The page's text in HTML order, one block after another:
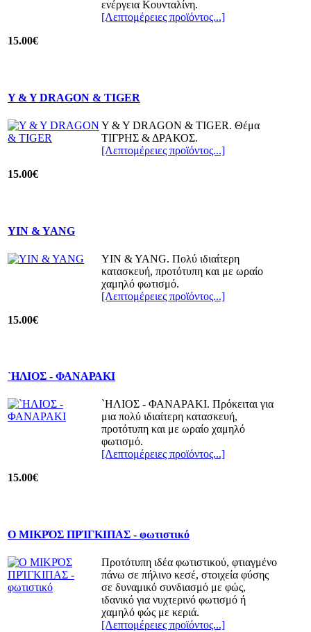
ενέργεια Κουνταλίνη.
[Λεπτομέρειες προϊόντος...]
15.00€
Y & Y DRAGON & TIGER
Y & Y DRAGON & TIGER. Θέμα
ΤΙΓΡΗΣ & ΔΡΑΚΟΣ.
[Λεπτομέρειες προϊόντος...]
15.00€
YIN & YANG
YIN & YANG. Πολύ ιδιαίτερη
κατασκευή, προτότυπη και με ωραίο
χαμηλό φωτισμό.
[Λεπτομέρειες προϊόντος...]
15.00€
`ΗΛΙΟΣ - ΦΑΝΑΡΑΚΙ
`ΗΛΙΟΣ - ΦΑΝΑΡΑΚΙ. Πρόκειται για
μια πολύ ιδιαίτερη κατασκευή,
προτότυπη και με ωραίο χαμηλό
φωτισμό.
[Λεπτομέρειες προϊόντος...]
15.00€
Ο ΜΙΚΡΌΣ ΠΡΊΓΚΙΠΑΣ - φωτιστικό
Προτότυπη ιδέα φωτιστικού, φτιαγμένο
πάνω σε πήλινο κεσέ, στοιχεία φύσης
σε δυναμικό συνδιασμό με φώς,
ιδανικό για νυχτερινό φωτισμό ή
χαμηλό φώς με κεριά.
[Λεπτομέρειες προϊόντος...]